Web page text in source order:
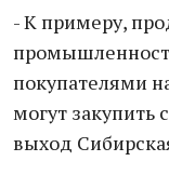
- К примеру,
покупателями
могут закупить
выход